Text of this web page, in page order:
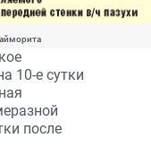
10-е сутки
после